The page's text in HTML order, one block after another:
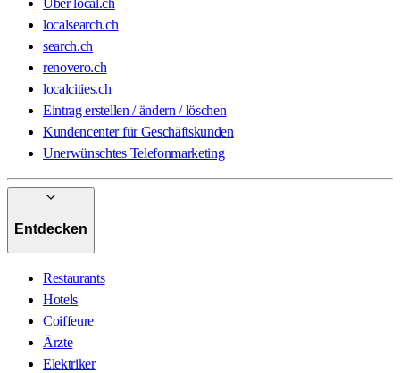
Über local.ch
localsearch.ch
search.ch
renovero.ch
localcities.ch
Eintrag erstellen / ändern / löschen
Kundencenter für Geschäftskunden
Unerwünschtes Telefonmarketing
Entdecken
Restaurants
Hotels
Coiffeure
Ärzte
Elektriker